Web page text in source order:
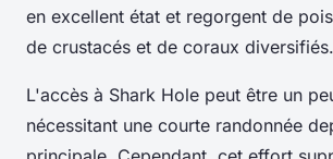
en excellent état et regorgent de
de crustacés et de coraux diversifiés.
L'accès à Shark Hole peut être un
nécessitant une courte randonnée